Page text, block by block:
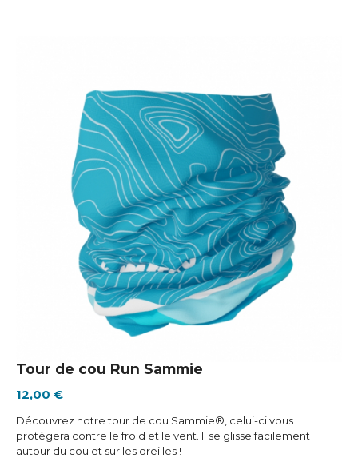
Tour de cou Run Sammie
12,00 €
Découvrez notre tour de cou Sammie®, celui-ci vous
protègera contre le froid et le vent. Il se glisse facilement
autour du cou et sur les oreilles !